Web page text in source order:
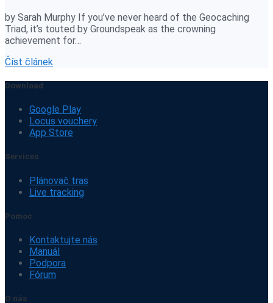
by Sarah Murphy If you’ve never heard of the Geocaching
Triad, it’s touted by Groundspeak as the crowning
achievement for…
Číst článek
Download
Google Play
Locus vouchery
App Store
Services
Plánovač tras
Live tracking
Pomoc
Kontaktujte nás
Manuál
Podpora
Fórum
O nás